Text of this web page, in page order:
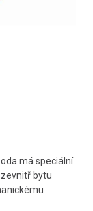
má speciální
bytu